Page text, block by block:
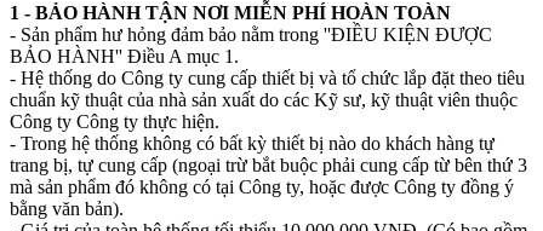
1 - BẢO HÀNH TẬN NƠI MIỄN PHÍ HOÀN TOÀN
- Sản phẩm hư hỏng đảm bảo nằm trong ''ĐIỀU KIỆN ĐƯỢC
BẢO HÀNH'' Điều A mục 1.
- Hệ thống do Công ty cung cấp thiết bị và tổ chức lắp đặt theo tiêu
chuẩn kỹ thuật của nhà sản xuất do các Kỹ sư, kỹ thuật viên thuộc
Công ty Công ty thực hiện.
- Trong hệ thống không có bất kỳ thiết bị nào do khách hàng tự
trang bị, tự cung cấp (ngoại trừ bắt buộc phải cung cấp từ bên thứ 3
mà sản phẩm đó không có tại Công ty, hoặc được Công ty đồng ý
bằng văn bản).